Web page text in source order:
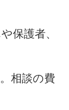
保護者、
相談の費